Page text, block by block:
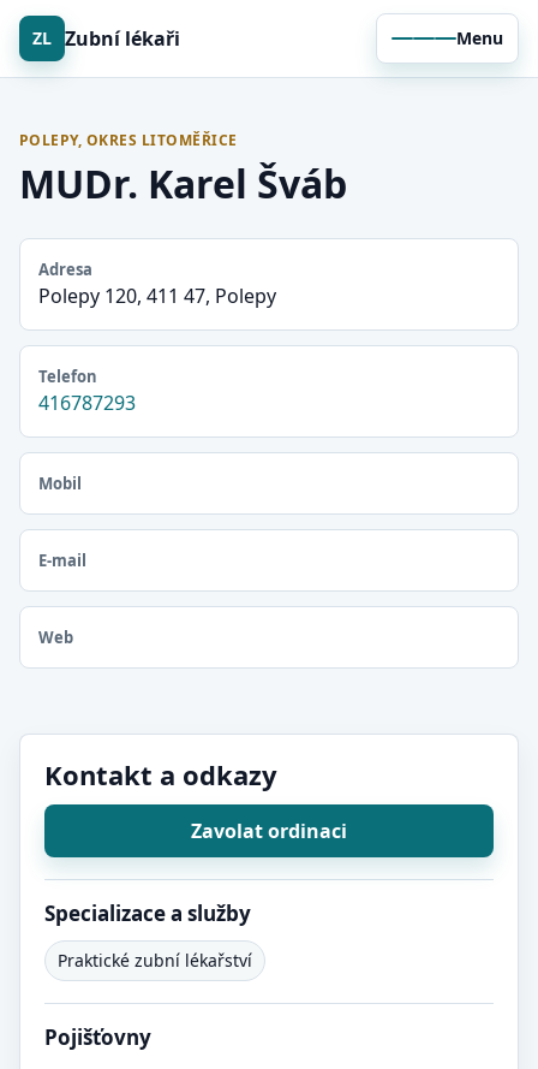
ZL Zubní lékaři Menu
POLEPY, OKRES LITOMĚŘICE
MUDr. Karel Šváb
Adresa
Polepy 120, 411 47, Polepy
Telefon
416787293
Mobil
E-mail
Web
Kontakt a odkazy
Zavolat ordinaci
Specializace a služby
Praktické zubní lékařství
Pojišťovny